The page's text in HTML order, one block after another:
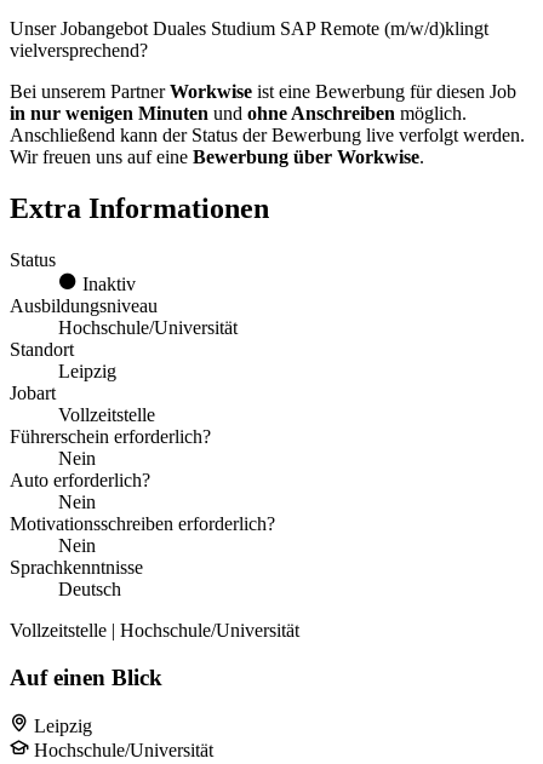
Unser Jobangebot Duales Studium SAP Remote (m/w/d)klingt
vielversprechend?
Bei unserem PartnerWorkwise ist eine Bewerbung für diesen Job
in nur wenigen Minuten und ohne Anschreiben möglich.
Anschließend kann der Status der Bewerbung live verfolgt werden.
Wir freuen uns auf eine Bewerbung über Workwise.
Extra Informationen
Status
Inaktiv
Ausbildungsniveau
Hochschule/Universität
Standort
Leipzig
Jobart
Vollzeitstelle
Führerschein erforderlich?
Nein
Auto erforderlich?
Nein
Motivationsschreiben erforderlich?
Nein
Sprachkenntnisse
Deutsch
Vollzeitstelle | Hochschule/Universität
Auf einen Blick
Leipzig
Hochschule/Universität